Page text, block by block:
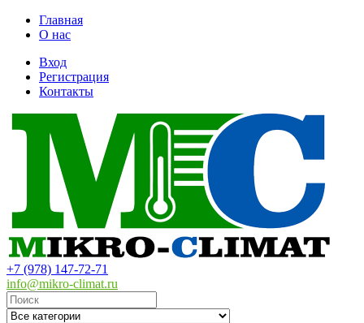
Главная
О нас
Вход
Регистрация
Контакты
+7 (978) 147-72-71
info@mikro-climat.ru